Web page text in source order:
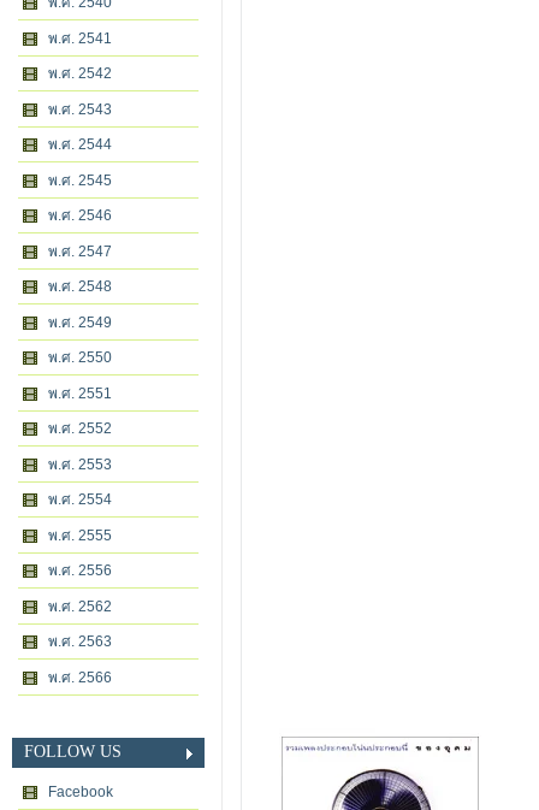
พ.ศ. 2541
พ.ศ. 2542
พ.ศ. 2543
พ.ศ. 2544
พ.ศ. 2545
พ.ศ. 2546
พ.ศ. 2547
พ.ศ. 2548
พ.ศ. 2549
พ.ศ. 2550
พ.ศ. 2551
พ.ศ. 2552
พ.ศ. 2553
พ.ศ. 2554
พ.ศ. 2555
พ.ศ. 2556
พ.ศ. 2562
พ.ศ. 2563
พ.ศ. 2566
FOLLOW US
Facebook